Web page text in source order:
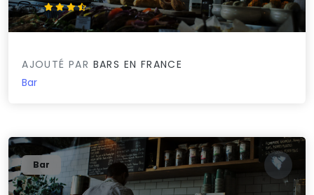
3.9/5
AJOUTÉ PAR BARS EN FRANCE
Bar
Bar